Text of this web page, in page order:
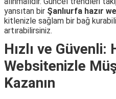
yansıtan bir Şanlıurfa hazır
kitlenizle sağlam bir bağ
artırabilirsiniz.
Hızlı ve Güvenli:
Websitenizle
Kazanın